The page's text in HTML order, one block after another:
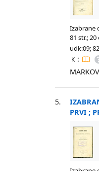
Izabrane
81 str.;
udk:09;
K :
5.
PRVI ;